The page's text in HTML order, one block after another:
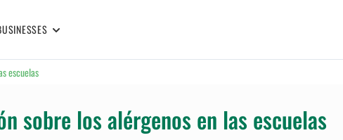
escuelas
sobre los alérgenos en las escuelas